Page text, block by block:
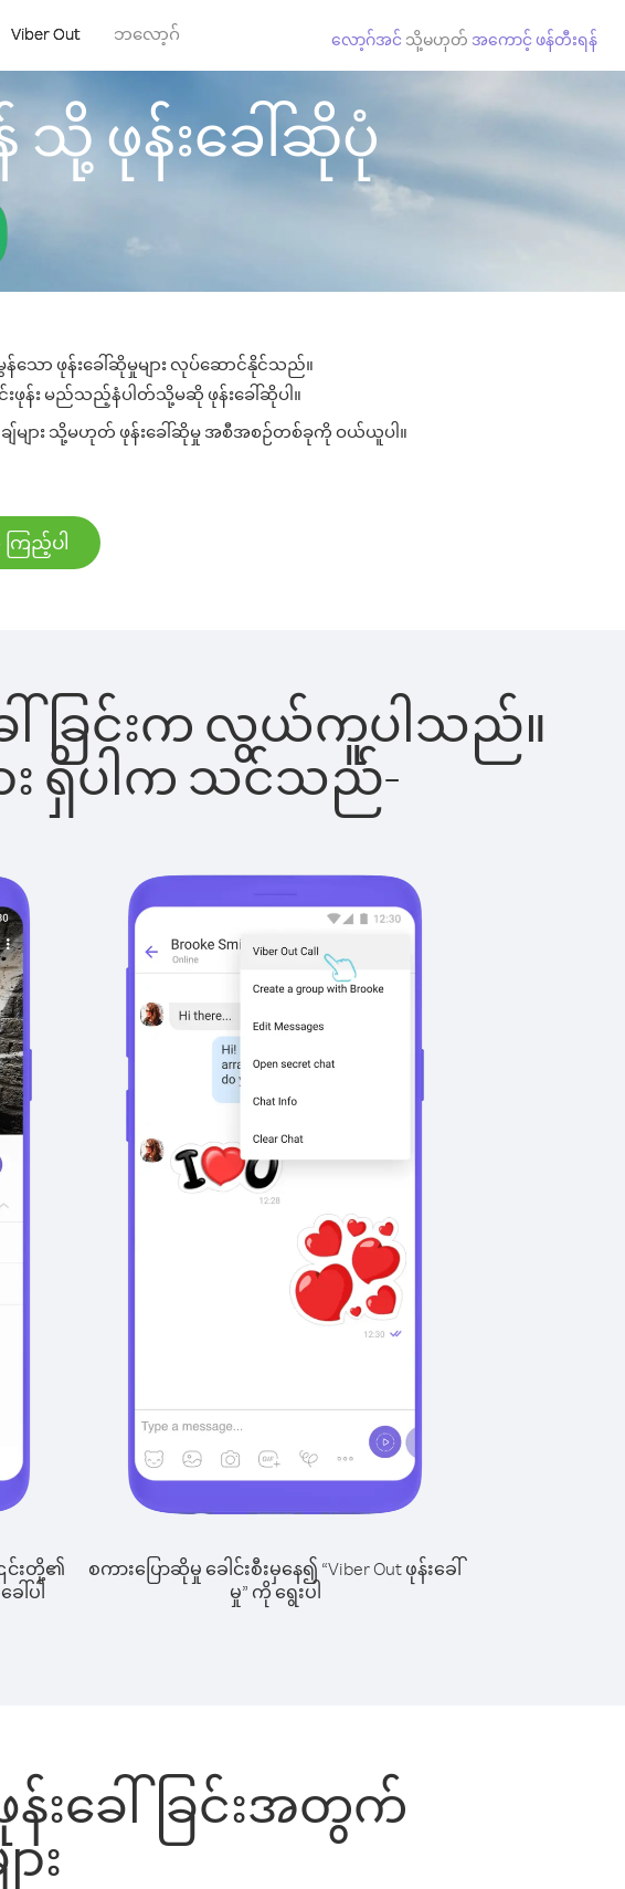
Viber Out ဘလော့ဂ် လော့ဂ်အင် သို့မဟုတ် အကောင့် ဖန်တီးရန်
ဖုန်းခေါ်ဆိုပုံ
ော ဖုန်းခေါ်ဆိုမှုများ လုပ်ဆောင်နိုင်သည်။
ဖုန်း မည်သည့်နံပါတ်သို့မဆို ဖုန်းခေါ်ဆိုပါ။
များ သို့မဟုတ် ဖုန်းခေါ်ဆိုမှု အစီအစဉ်တစ်ခုကို ဝယ်ယူပါ။
ြည့်ပါ
ေါ်ခြင်းက လွယ်ကူပါသည်။
း ရှိပါက သင်သည်-
င်းတို့၏
ါ်ပါ
စကားပြောဆိုမှု ခေါင်းစီးမှနေ၍ “Viber Out ဖုန်းခေါ်
မှု” ကို ရွေးပါ
းခေါ်ခြင်းအတွက်
း